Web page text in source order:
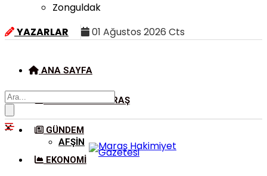
Zonguldak
YAZARLAR
01 Ağustos 2026 Cts
ANA SAYFA
KAHRAMANMARAŞ
AFŞIN
GÜNDEM
EKONOMI